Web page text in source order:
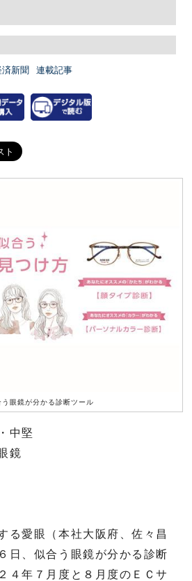
済新聞 連載記事
う眼鏡が分かる診断ツール
中堅
鏡
る愛眼（本社大阪府、佐々昌
日、似合う眼鏡が分かる診断
４年７月度と８月度のＥＣサ